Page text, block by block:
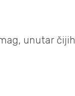
unutar čijih